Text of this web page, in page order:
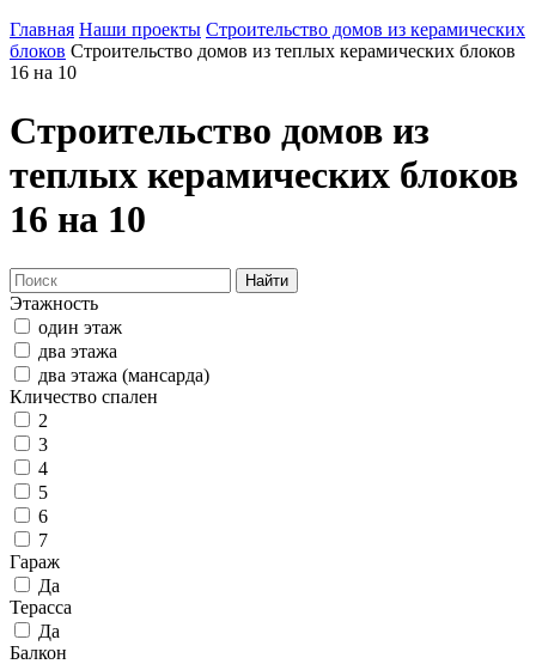
Главная Наши проекты Строительство домов из керамических
блоков Строительство домов из теплых керамических блоков
16 на 10
Строительство домов из
теплых керамических блоков
16 на 10
Найти
Этажность
один этаж
два этажа
два этажа (мансарда)
Кличество спален
2
3
4
5
6
7
Гараж
Да
Терасса
Да
Балкон